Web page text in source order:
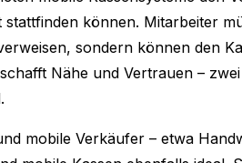
können. Mitarbeiter
sondern können den
Nähe und Vertrauen –
mobile Verkäufer – etwa